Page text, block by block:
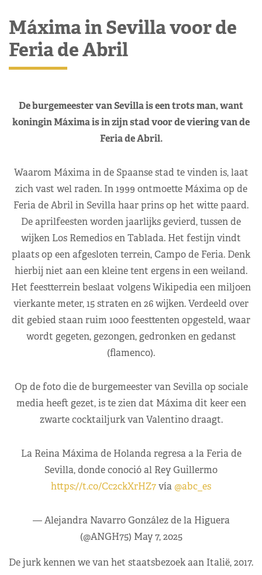
Máxima in Sevilla voor de
Feria de Abril
De burgemeester van Sevilla is een trots man, want
koningin Máxima is in zijn stad voor de viering van de
Feria de Abril.
Waarom Máxima in de Spaanse stad te vinden is, laat
zich vast wel raden. In 1999 ontmoette Máxima op de
Feria de Abril in Sevilla haar prins op het witte paard.
De aprilfeesten worden jaarlijks gevierd, tussen de
wijken Los Remedios en Tablada. Het festijn vindt
plaats op een afgesloten terrein, Campo de Feria. Denk
hierbij niet aan een kleine tent ergens in een weiland.
Het feestterrein beslaat volgens Wikipedia een miljoen
vierkante meter, 15 straten en 26 wijken. Verdeeld over
dit gebied staan ruim 1000 feesttenten opgesteld, waar
wordt gegeten, gezongen, gedronken en gedanst
(flamenco).
Op de foto die de burgemeester van Sevilla op sociale
media heeft gezet, is te zien dat Máxima dit keer een
zwarte cocktailjurk van Valentino draagt.
La Reina Máxima de Holanda regresa a la Feria de
Sevilla, donde conoció al Rey Guillermo
https://t.co/Cc2ckXrHZ7vía @abc_es
— Alejandra Navarro González de la Higuera
(@ANGH75) May 7, 2025
De jurk kennen we van het staatsbezoek aan Italië, 2017.